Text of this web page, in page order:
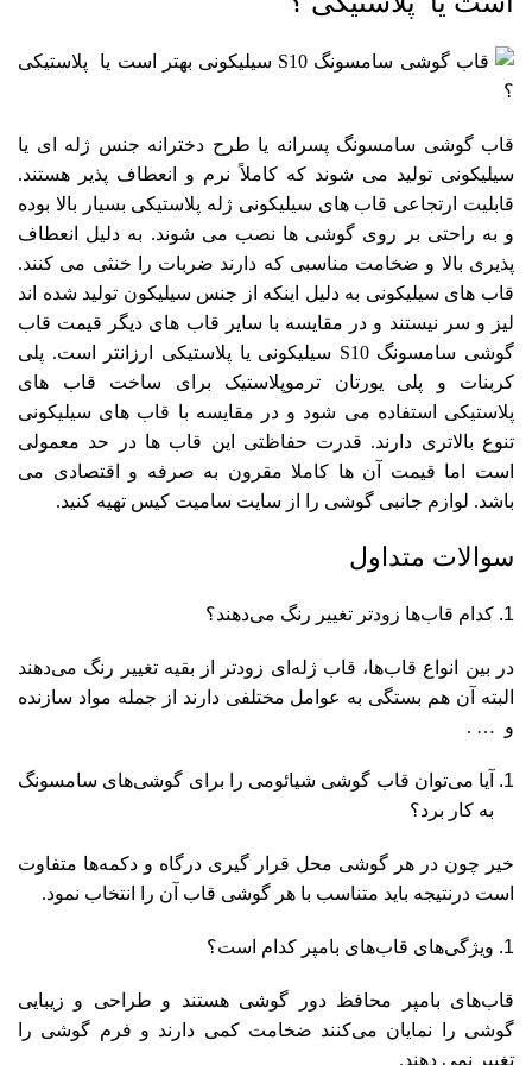
قاب گوشی سامسونگ پسرانه یا طرح دخترانه جنس ژله ای یا
سیلیکونی تولید می‌ شوند که کاملاً نرم و انعطاف پذیر هستند.
قابلیت ارتجاعی قاب های سیلیکونی ژله پلاستیکی بسیار بالا بوده
و به راحتی بر روی گوشی ها نصب می شوند. به دلیل انعطاف
پذیری بالا و ضخامت مناسبی که دارند ضربات را خنثی می کنند.
قاب های سیلیکونی به دلیل اینکه از جنس سیلیکون تولید شده‌ اند
لیز و سر نیستند و در مقایسه با سایر قاب های دیگر قیمت قاب
گوشی سامسونگ S10 سیلیکونی یا پلاستیکی ارزانتر است. پلی
کربنات و پلی یورتان ترموپلاستیک برای ساخت قاب های
پلاستیکی استفاده می شود و در مقایسه با قاب های سیلیکونی
تنوع بالاتری دارند. قدرت حفاظتی این قاب ها در حد معمولی
است اما قیمت آن ها کاملا مقرون به صرفه و اقتصادی می
باشد. لوازم جانبی گوشی را از سایت سامیت کیس تهیه کنید.
سوالات متداول
کدام قاب‌ها زودتر تغییر رنگ می‌دهند؟
در بین انواع قاب‌ها، قاب ژله‌ای زودتر از بقیه تغییر رنگ می‌دهند
البته آن هم بستگی به عوامل مختلفی دارند از جمله مواد سازنده
و … .
آیا می‌توان قاب گوشی شیائومی را برای گوشی‌های سامسونگ
به کار برد؟
خیر چون در هر گوشی محل قرار گیری درگاه و دکمه‌ها متفاوت
است درنتیجه باید متناسب با هر گوشی قاب آن را انتخاب نمود.
ویژگی‌های قاب‌های بامپر کدام است؟
قاب‌های بامپر محافظ دور گوشی هستند و طراحی و زیبایی
گوشی را نمایان می‌کنند ضخامت کمی دارند و فرم گوشی را
تغییر نمی دهند.